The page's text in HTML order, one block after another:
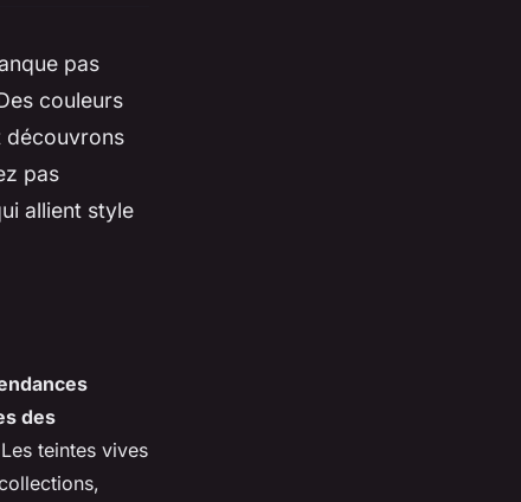
pas
couleurs
découvrons
pas
allient style
des
teintes vives